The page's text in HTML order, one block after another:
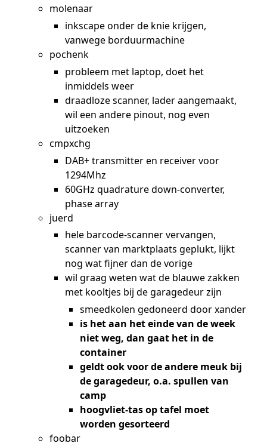
molenaar
inkscape onder de knie krijgen,
vanwege borduurmachine
pochenk
probleem met laptop, doet het
inmiddels weer
draadloze scanner, lader aangemaakt,
wil een andere pinout, nog even
uitzoeken
cmpxchg
DAB+ transmitter en receiver voor
1294Mhz
60GHz quadrature down-converter,
phase array
juerd
hele barcode-scanner vervangen,
scanner van marktplaats geplukt, lijkt
nog wat fijner dan de vorige
wil graag weten wat de blauwe zakken
met kooltjes bij de garagedeur zijn
smeedkolen gedoneerd door xander
is het aan het einde van de week
niet weg, dan gaat het in de
container
geldt ook voor de andere meuk bij
de garagedeur, o.a. spullen van
camp
hoogvliet-tas op tafel moet
worden gesorteerd
foobar